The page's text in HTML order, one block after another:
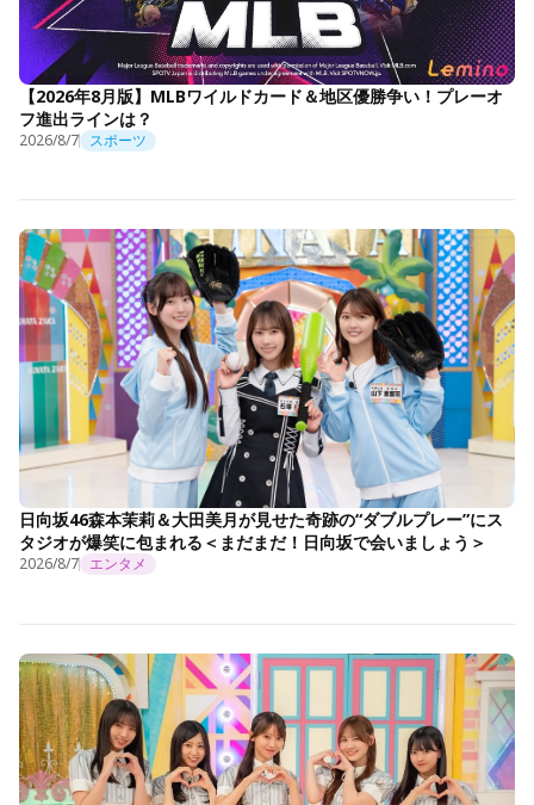
【2026年8月版】MLBワイルドカード＆地区優勝争い！プレーオ
フ進出ラインは？
2026/8/7 スポーツ
日向坂46森本茉莉＆大田美月が見せた奇跡の“ダブルプレー”にス
タジオが爆笑に包まれる＜まだまだ！日向坂で会いましょう＞
2026/8/7 エンタメ